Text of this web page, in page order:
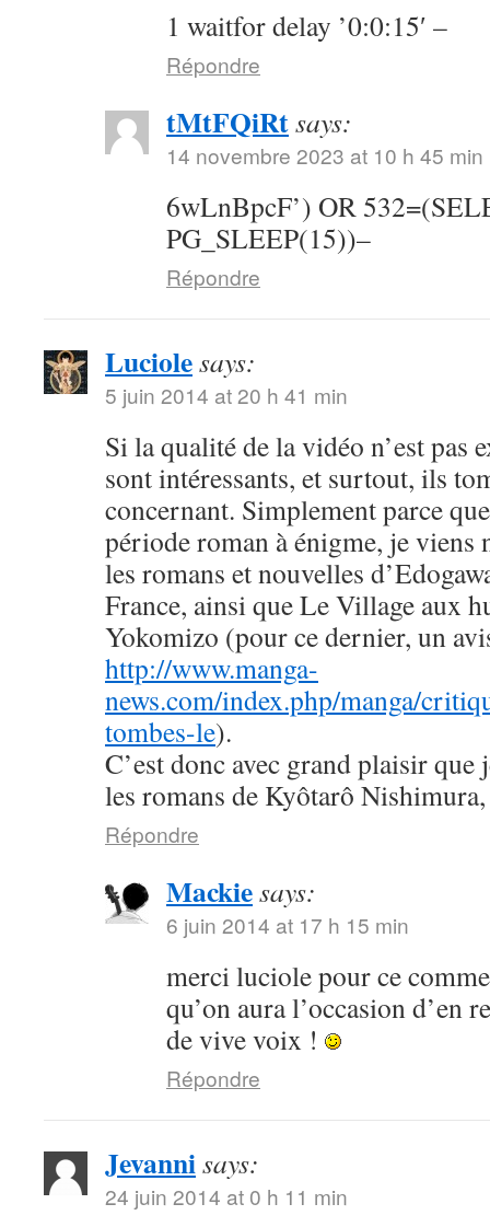
1 waitfor delay ’0:0:15′ –
Répondre
tMtFQiRtsays:
14 novembre 2023 at 10 h 45 min
6wLnBpcF’) OR
PG_SLEEP(15))–
Répondre
Luciolesays:
5 juin 2014 at 20 h 41 min
Si la qualité de la vidéo n’est pas
sont intéressants, et surtout, ils
concernant. Simplement parce
période roman à énigme, je viens
les romans et nouvelles
France, ainsi que Le Village aux
Yokomizo (pour ce dernier, un
http://www.manga-
news.com/index.php/manga/
tombes-le).
C’est donc avec grand plaisir que
les romans de Kyôtarô
Répondre
Mackiesays:
6 juin 2014 at 17 h 15 min
merci luciole pour ce
qu’on aura l’occasion d’en
de vive voix !
Répondre
Jevannisays:
24 juin 2014 at 0 h 11 min